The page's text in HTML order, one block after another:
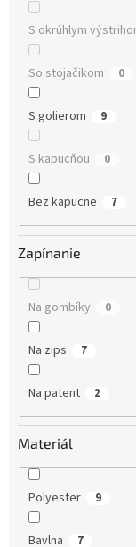
S okrúhlym
So stojačikom 0
S golierom 9
S kapucňou 0
Bez kapucne 7
Zapínanie
Na gombíky 0
Na zips 7
Na patent 2
Materiál
Polyester 9
Bavlna 7